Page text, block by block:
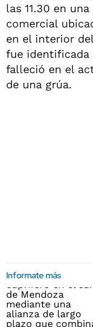
las 11.30 en
comercial
en el interior
fue identificada
falleció en el
de una grúa.
Informate más